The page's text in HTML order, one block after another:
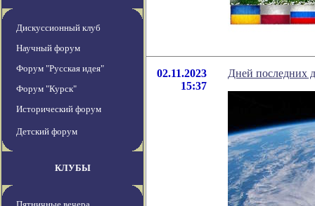
Дискуссионный клуб
Научный форум
Форум "Русская идея"
Форум "Курск"
Исторический форум
Детский форум
КЛУБЫ
02.11.2023
15:37
Дней последних